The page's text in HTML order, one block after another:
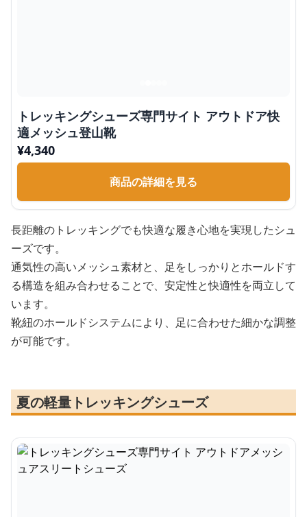
トレッキングシューズ専門サイト アウトドア快
適メッシュ登山靴
¥4,340
商品の詳細を見る
長距離のトレッキングでも快適な履き心地を実現したシュ
ーズです。
通気性の高いメッシュ素材と、足をしっかりとホールドす
る構造を組み合わせることで、安定性と快適性を両立して
います。
靴紐のホールドシステムにより、足に合わせた細かな調整
が可能です。
夏の軽量トレッキングシューズ